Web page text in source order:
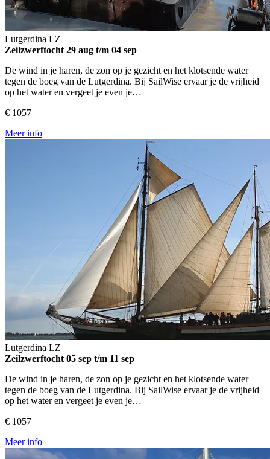
Lutgerdina LZ
Zeilzwerftocht 29 aug t/m 04 sep
De wind in je haren, de zon op je gezicht en het klotsende water
tegen de boeg van de Lutgerdina. Bij SailWise ervaar je de vrijheid
op het water en vergeet je even je…
€ 1057
Meer info
Lutgerdina LZ
Zeilzwerftocht 05 sep t/m 11 sep
De wind in je haren, de zon op je gezicht en het klotsende water
tegen de boeg van de Lutgerdina. Bij SailWise ervaar je de vrijheid
op het water en vergeet je even je…
€ 1057
Meer info